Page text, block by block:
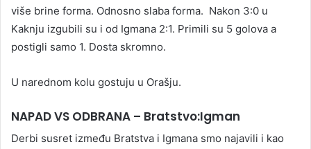
više brine forma. Odnosno slaba forma. Nakon 3:0 u
Kaknju izgubili su i od Igmana 2:1. Primili su 5 golova a
postigli samo 1. Dosta skromno.
U narednom kolu gostuju u Orašju.
NAPAD VS ODBRANA – Bratstvo:Igman
Derbi susret između Bratstva i Igmana smo najavili i kao